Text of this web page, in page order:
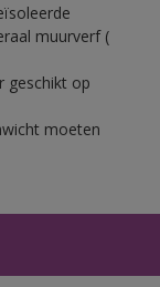
muurverf (
geschikt op
moeten